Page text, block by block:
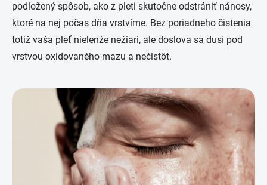
podložený spôsob, ako z pleti skutočne odstrániť nánosy,
ktoré na nej počas dňa vrstvíme. Bez poriadneho čistenia
totiž vaša pleť nielenže nežiari, ale doslova sa dusí pod
vrstvou oxidovaného mazu a nečistôt.